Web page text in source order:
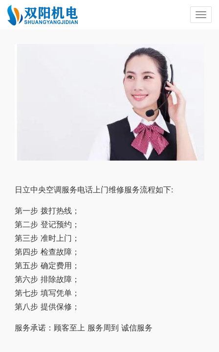
日立中央空调服务电话上门维修服务流程如下:
第一步 拨打热线；
第二步 登记预约；
第三步 准时上门；
第四步 检查故障；
第五步 确定费用；
第六步 排除故障；
第七步 填写凭单；
第八步 提供保修；
服务承诺：顾客至上 服务周到 诚信服务